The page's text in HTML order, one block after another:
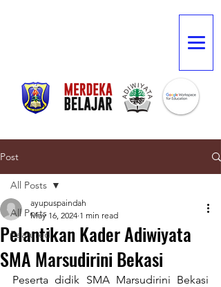
Post
All Posts
Featured
All Posts
Pelantikan Kader Adiwiyata
SMA Marsudirini Bekasi
ayupuspaindah
May 16, 2024 1 min read
Peserta didik SMA Marsudirini Bekasi